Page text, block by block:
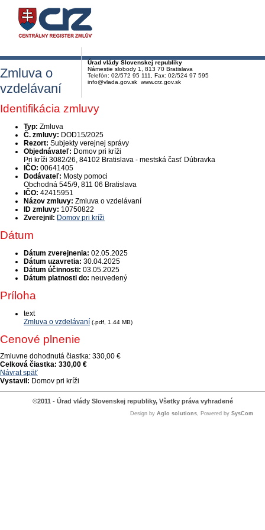
Úrad vlády Slovenskej republiky
Námestie slobody 1, 813 70 Bratislava
Telefón: 02/572 95 111, Fax: 02/524 97 595
info@vlada.gov.sk www.crz.gov.sk
Zmluva o
vzdelávaní
Identifikácia zmluvy
Typ: Zmluva
Č. zmluvy: DOD15/2025
Rezort: Subjekty verejnej správy
Objednávateľ: Domov pri kríži
Pri kríži 3082/26, 84102 Bratislava - mestská časť Dúbravka
IČO: 00641405
Dodávateľ: Mosty pomoci
Obchodná 545/9, 811 06 Bratislava
IČO: 42415951
Názov zmluvy: Zmluva o vzdelávaní
ID zmluvy: 10750822
Zverejnil: Domov pri kríži
Dátum
Dátum zverejnenia: 02.05.2025
Dátum uzavretia: 30.04.2025
Dátum účinnosti: 03.05.2025
Dátum platnosti do: neuvedený
Príloha
text
Zmluva o vzdelávaní (.pdf, 1.44 MB)
Cenové plnenie
Zmluvne dohodnutá čiastka: 330,00 €
Celková čiastka: 330,00 €
Návrat späť
Vystavil: Domov pri kríži
©2011 - Úrad vlády Slovenskej republiky, Všetky práva vyhradené
Design by Aglo solutions, Powered by SysCom